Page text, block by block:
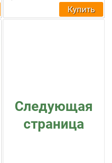
Купить
Следующая
страница